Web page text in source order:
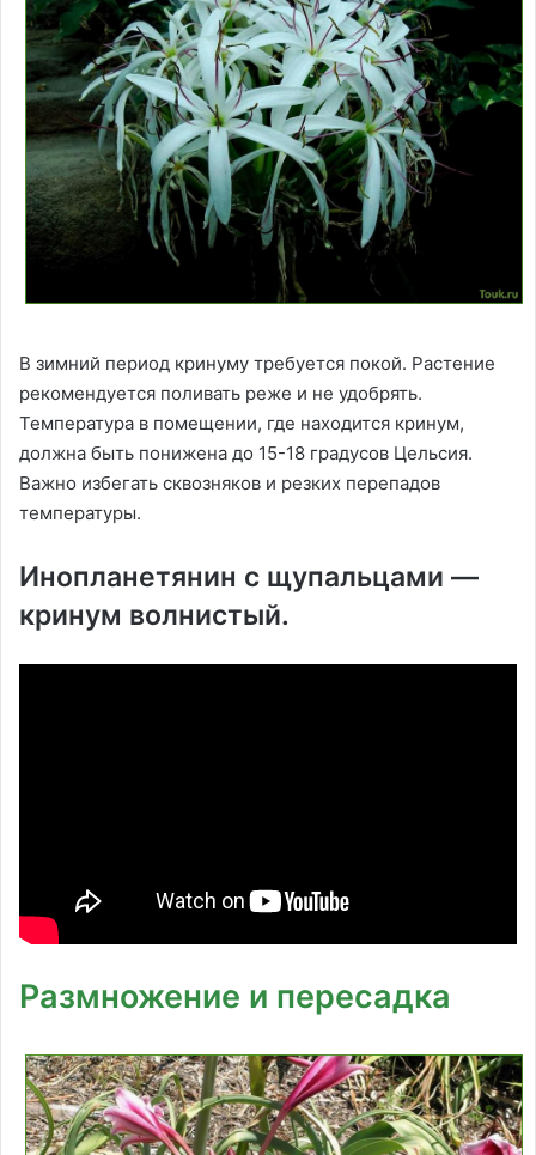
В зимний период кринуму требуется покой. Растение
рекомендуется поливать реже и не удобрять.
Температура в помещении, где находится кринум,
должна быть понижена до 15-18 градусов Цельсия.
Важно избегать сквозняков и резких перепадов
температуры.
Инопланетянин с щупальцами —
кринум волнистый.
Размножение и пересадка